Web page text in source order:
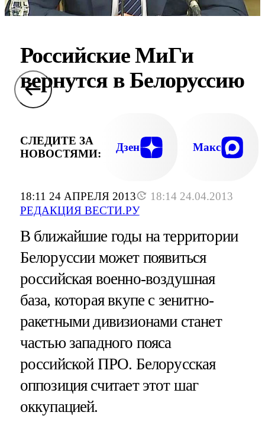
18:11 24 АПРЕЛЯ 2013
18:14 24.04.2013
РЕДАКЦИЯ ВЕСТИ.РУ
Российские МиГи
вернутся в Белоруссию
СЛЕДИТЕ ЗА
НОВОСТЯМИ:
Дзен Макс
В ближайшие годы на территории
Белоруссии может появиться
российская военно-воздушная
база, которая вкупе с зенитно-
ракетными дивизионами станет
частью западного пояса
российской ПРО. Белорусская
оппозиция считает этот шаг
оккупацией.